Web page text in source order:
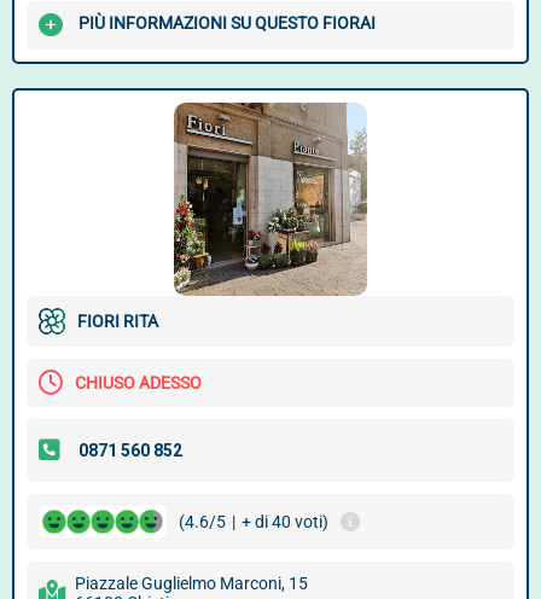
PIÙ INFORMAZIONI SU QUESTO FIORAI
FIORI RITA
CHIUSO ADESSO
(4.6/5 | + di 40 voti)
Piazzale Guglielmo Marconi, 15